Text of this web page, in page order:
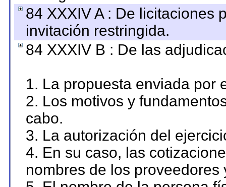
84 XXXIV A : De licitaciones
invitación restringida.
84 XXXIV B : De las
1. La propuesta enviada por
2. Los motivos y
cabo.
3. La autorización del
4. En su caso, las
nombres de los proveedores